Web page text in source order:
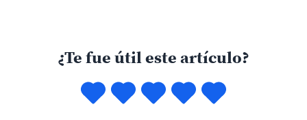
¿Te fue útil este artículo?